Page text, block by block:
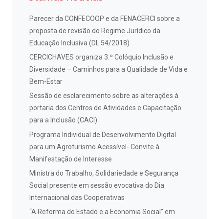
Parecer da CONFECOOP e da FENACERCI sobre a
proposta de revisão do Regime Jurídico da
Educação Inclusiva (DL 54/2018)
CERCICHAVES organiza 3.º Colóquio Inclusão e
Diversidade – Caminhos para a Qualidade de Vida e
Bem-Estar
Sessão de esclarecimento sobre as alterações à
portaria dos Centros de Atividades e Capacitação
para a Inclusão (CACI)
Programa Individual de Desenvolvimento Digital
para um Agroturismo Acessível- Convite à
Manifestação de Interesse
Ministra do Trabalho, Solidariedade e Segurança
Social presente em sessão evocativa do Dia
Internacional das Cooperativas
“A Reforma do Estado e a Economia Social” em